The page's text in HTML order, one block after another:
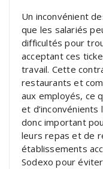
Un inconvénient
que les salariés
difficultés pour
acceptant ces
travail. Cette
restaurants et
aux employés, ce
et
donc important
leurs repas et de
établissements
Sodexo pour